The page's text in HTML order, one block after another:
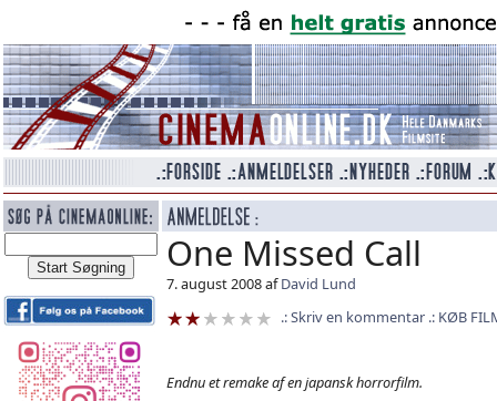
One Missed Call
7. august 2008 afDavid Lund
Skriv en kommentar
KØB
Endnu et remake af en japansk horrorfilm.